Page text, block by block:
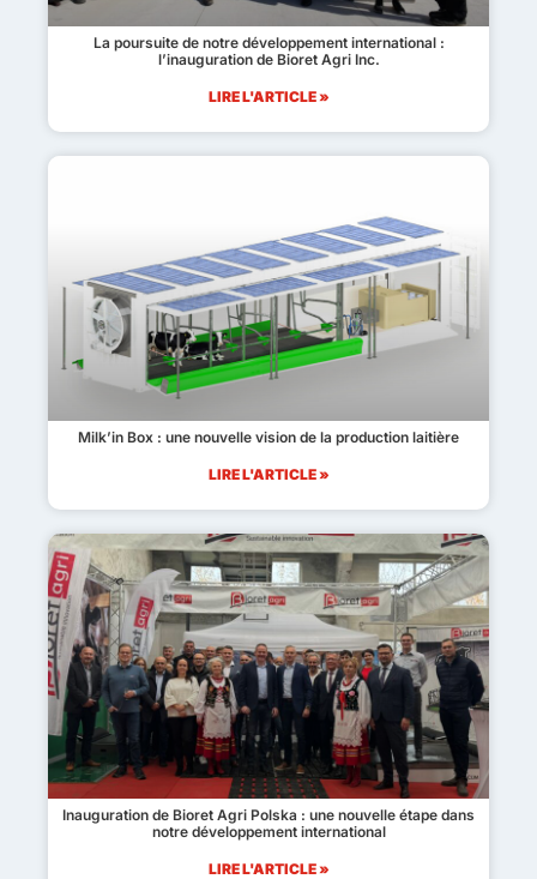
La poursuite de notre développement international :
l’inauguration de Bioret Agri Inc.
LIRE L'ARTICLE »
Milk’in Box : une nouvelle vision de la production laitière
LIRE L'ARTICLE »
Inauguration de Bioret Agri Polska : une nouvelle étape dans
notre développement international
LIRE L'ARTICLE »